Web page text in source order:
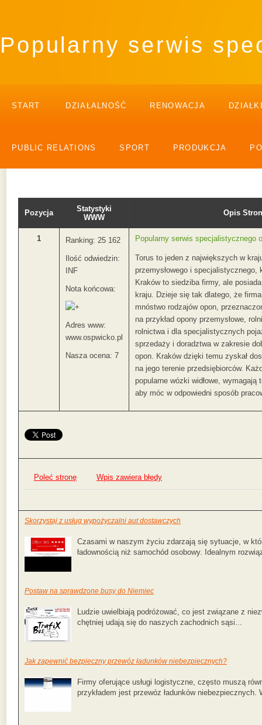
Popularny serwis
START DZIAŁALNOŚĆ RENOWACJA
PUBLIC RELATIONS SPORT PRODUKCJA
Pozycja
Statystyki
WWW
Opis
1 Ranking: 25 162
Ilość odwiedzin:
INF
Nota końcowa:
Adres www:
www.ospwicko.pl
Nasza ocena: 7
Popularny serwis specjalistycznego
Torus to jeden z największych w
przemysłowego i
Kraków to siedziba firmy, ale
kraju. Dzieje się tak dlatego, że
mnóstwo rodzajów opon,
na przykład opony przemysłowe,
rolnictwa i dla specjalistycznych
sprzedaży i doradztwa w zakresie
opon. Kraków dzięki temu zyskał
na jego terenie przedsiębiorców.
popularne wózki widłowe,
aby móc w odpowiedni sposób
Poleć stronę Wpis zawiera błędy
Skorzystaj z usług wypożyczalni aut dostawczych
Czasami w naszym życiu zdarzają się sytuacje, w
ładownością niż samochód osobowy. Idealnym
Postaw na sprawdzone busy do Niemiec
Ludzie uwielbiają podróżować, co jest związane z
chętniej udają się do naszych zachodnich sąsi...
Jak zapewnić bezpieczny przewóz ładunków niebezpiecznych?
Firmy oferujące usługi logistyczne, często muszą
przykładem jest przewóz ładunków